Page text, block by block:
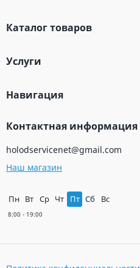
Каталог товаров
Услуги
Навигация
Контактная информация
holodservicenet@gmail.com
Наш магазин
Пн Вт Ср Чт Пт Сб Вс